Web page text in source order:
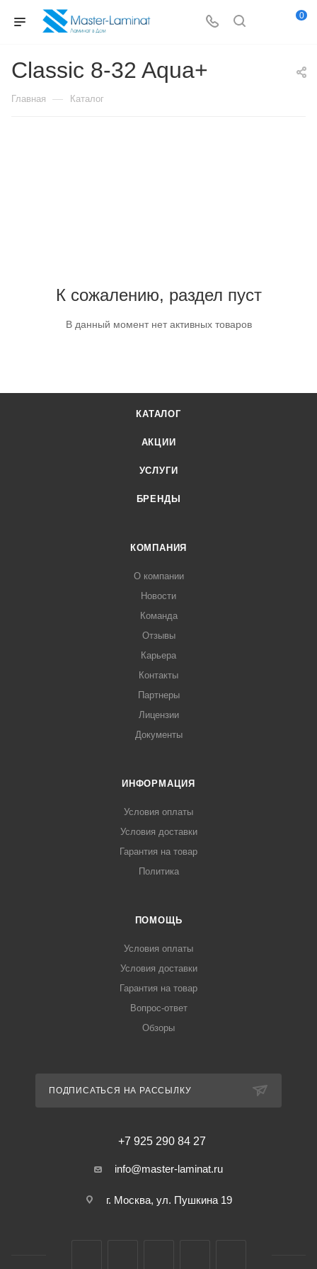
0
Classic 8-32 Aqua+
Главная — Каталог
К сожалению, раздел пуст
В данный момент нет активных товаров
КАТАЛОГ
АКЦИИ
УСЛУГИ
БРЕНДЫ
КОМПАНИЯ
О компании
Новости
Команда
Отзывы
Карьера
Контакты
Партнеры
Лицензии
Документы
ИНФОРМАЦИЯ
Условия оплаты
Условия доставки
Гарантия на товар
Политика
ПОМОЩЬ
Условия оплаты
Условия доставки
Гарантия на товар
Вопрос-ответ
Обзоры
ПОДПИСАТЬСЯ НА РАССЫЛКУ
+7 925 290 84 27
info@master-laminat.ru
г. Москва, ул. Пушкина 19